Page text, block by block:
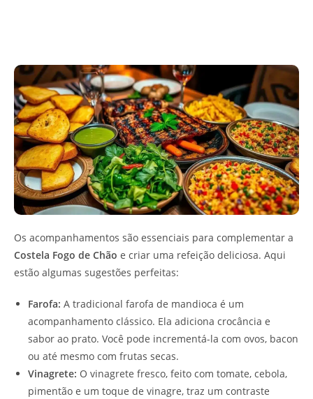
Os acompanhamentos são essenciais para complementar a
Costela Fogo de Chão e criar uma refeição deliciosa. Aqui
estão algumas sugestões perfeitas:
Farofa: A tradicional farofa de mandioca é um
acompanhamento clássico. Ela adiciona crocância e
sabor ao prato. Você pode incrementá-la com ovos, bacon
ou até mesmo com frutas secas.
Vinagrete: O vinagrete fresco, feito com tomate, cebola,
pimentão e um toque de vinagre, traz um contraste